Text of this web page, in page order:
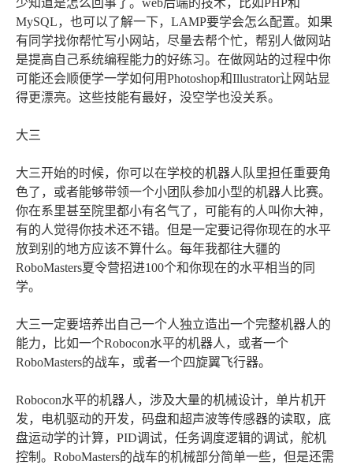
少知道是怎么回事了。web后端的技术，比如PHP和
MySQL，也可以了解一下，LAMP要学会怎么配置。如果
有同学找你帮忙写小网站，尽量去帮个忙，帮别人做网站
是提高自己系统编程能力的好练习。在做网站的过程中你
可能还会顺便学一学如何用Photoshop和Illustrator让网站显
得更漂亮。这些技能有最好，没空学也没关系。
大三
大三开始的时候，你可以在学校的机器人队里担任重要角
色了，或者能够带领一个小团队参加小型的机器人比赛。
你在系里甚至院里都小有名气了，可能有的人叫你大神，
有的人觉得你技术还不错。但是一定要记得你现在的水平
放到别的地方应该不算什么。每年我都往大疆的
RoboMasters夏令营招进100个和你现在的水平相当的同
学。
大三一定要培养出自己一个人独立造出一个完整机器人的
能力，比如一个Robocon水平的机器人，或者一个
RoboMasters的战车，或者一个四旋翼飞行器。
Robocon水平的机器人，涉及大量的机械设计，单片机开
发，电机驱动的开发，码盘和超声波等传感器的读取，底
盘运动学的计算，PID调试，任务调度逻辑的调试，舵机
控制。RoboMasters的战车的机械部分简单一些，但是还需